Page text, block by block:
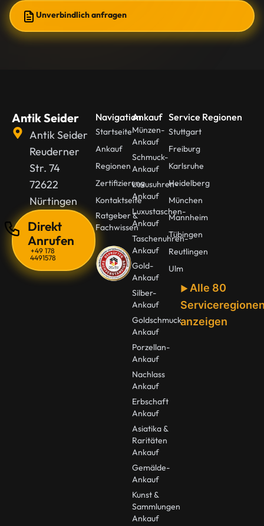
Unverbindlich anfragen
Antik Seider
Antik Seider
Reuderner
Str. 74
72622
Nürtingen
Direkt
Anrufen
+49 178
4491578
Navigation
Startseite
Ankauf
Regionen
Zertifizierung
Kontaktseite
Ratgeber &
Fachwissen
Ankauf
Münzen-
Ankauf
Schmuck-
Ankauf
Luxusuhren-
Ankauf
Luxustaschen-
Ankauf
Taschenuhren-
Ankauf
Gold-
Ankauf
Silber-
Ankauf
Goldschmuck
Ankauf
Porzellan-
Ankauf
Nachlass
Ankauf
Erbschaft
Ankauf
Asiatika &
Raritäten
Ankauf
Gemälde-
Ankauf
Kunst &
Sammlungen
Ankauf
Service Regionen
Stuttgart
Freiburg
Karlsruhe
Heidelberg
München
Mannheim
Tübingen
Reutlingen
Ulm
Alle 80
anzeigen